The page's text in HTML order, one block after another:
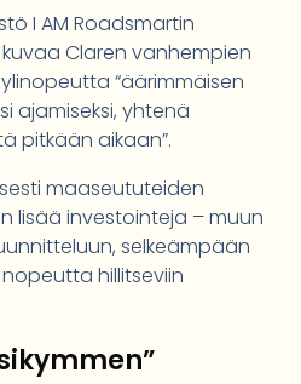
I AM Roadsmartin
Claren vanhempien
“äärimmäisen
ajamiseksi, yhtenä
pitkään aikaan”.
maaseututeiden
lisää investointeja – muun
selkeämpään
hillitseviin